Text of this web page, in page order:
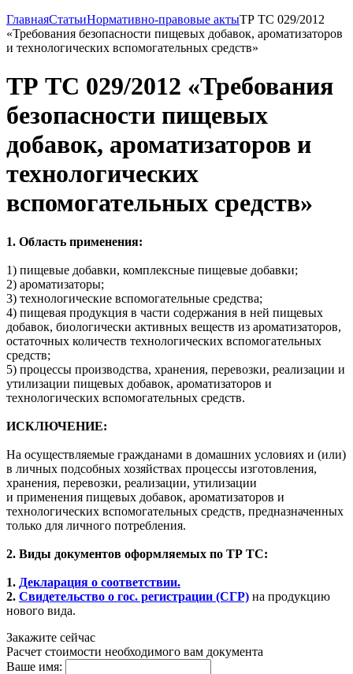
ГлавнаяСтатьиНормативно-правовые актыТР ТС 029/2012
«Требования безопасности пищевых добавок, ароматизаторов
и технологических вспомогательных средств»
ТР ТС 029/2012 «Требования
безопасности пищевых
добавок, ароматизаторов и
технологических
вспомогательных средств»
1. Область применения:
1) пищевые добавки, комплексные пищевые добавки;
2) ароматизаторы;
3) технологические вспомогательные средства;
4) пищевая продукция в части содержания в ней пищевых
добавок, биологически активных веществ из ароматизаторов,
остаточных количеств технологических вспомогательных
средств;
5) процессы производства, хранения, перевозки, реализации и
утилизации пищевых добавок, ароматизаторов и
технологических вспомогательных средств.
ИСКЛЮЧЕНИЕ:
На осуществляемые гражданами в домашних условиях и (или)
в личных подсобных хозяйствах процессы изготовления,
хранения, перевозки, реализации, утилизации
и применения пищевых добавок, ароматизаторов и
технологических вспомогательных средств, предназначенных
только для личного потребления.
2. Виды документов оформляемых по ТР ТС:
1. Декларация о соответствии.
2. Свидетельство о гос. регистрации (СГР) на продукцию
нового вида.
Закажите сейчас
Расчет стоимости необходимого вам документа
Ваше имя: